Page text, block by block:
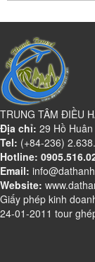
Điện Biên
Gia Lai
Hà Giang
Hà Nam
Hà Tĩnh
Hà Tây
Hòa Bình
Hậu Giang
Hải Dương
TRUNG TÂM ĐIỀU
Địa chỉ: 29 Hồ
Tel: (+84-236)
Hotline:
Email:
Website:
Giấy phép kinh
24-01-2011 tour